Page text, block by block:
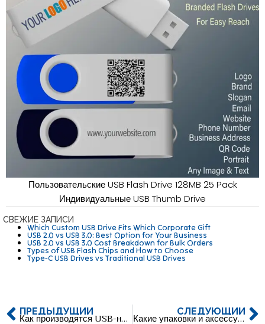
Пользовательские USB Flash Drive 128MB 25 Pack
Индивидуальные USB Thumb Drive
СВЕЖИЕ ЗАПИСИ
Which Custom USB Drive Fits Which Corporate Gift
USB 2.0 vs USB 3.0: Best Option for Your Business
USB 2.0 vs USB 3.0 Cost Breakdown for Bulk Orders
Types of USB Flash Chips and How to Choose
Type-C USB Drives vs Traditional USB Drives
ПРЕДЫДУЩИЙ Как производятся USB-накопители из ABS-пластика? Закулисный взгляд на процесс производства СЛЕДУЮЩИЙ
Какие упаковки и аксессуары лучше всего подходят для USB-накопителей?